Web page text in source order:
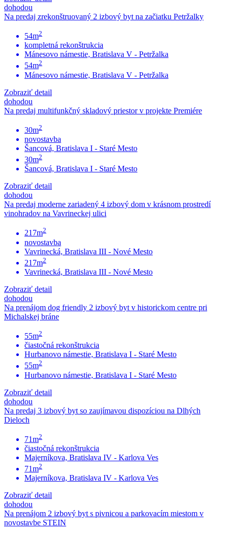
dohodou
Na predaj zrekonštruovaný 2 izbový byt na začiatku Petržalky
54m2
kompletná rekonštrukcia
Mánesovo námestie, Bratislava V - Petržalka
54m2
Mánesovo námestie, Bratislava V - Petržalka
Zobraziť detail
dohodou
Na predaj multifunkčný skladový priestor v projekte Premiére
30m2
novostavba
Šancová, Bratislava I - Staré Mesto
30m2
Šancová, Bratislava I - Staré Mesto
Zobraziť detail
dohodou
Na predaj moderne zariadený 4 izbový dom v krásnom prostredí
vinohradov na Vavrineckej ulici
217m2
novostavba
Vavrinecká, Bratislava III - Nové Mesto
217m2
Vavrinecká, Bratislava III - Nové Mesto
Zobraziť detail
dohodou
Na prenájom dog friendly 2 izbový byt v historickom centre pri
Michalskej bráne
55m2
čiastočná rekonštrukcia
Hurbanovo námestie, Bratislava I - Staré Mesto
55m2
Hurbanovo námestie, Bratislava I - Staré Mesto
Zobraziť detail
dohodou
Na predaj 3 izbový byt so zaujímavou dispozíciou na Dlhých
Dieloch
71m2
čiastočná rekonštrukcia
Majerníkova, Bratislava IV - Karlova Ves
71m2
Majerníkova, Bratislava IV - Karlova Ves
Zobraziť detail
dohodou
Na prenájom 2 izbový byt s pivnicou a parkovacím miestom v
novostavbe STEIN